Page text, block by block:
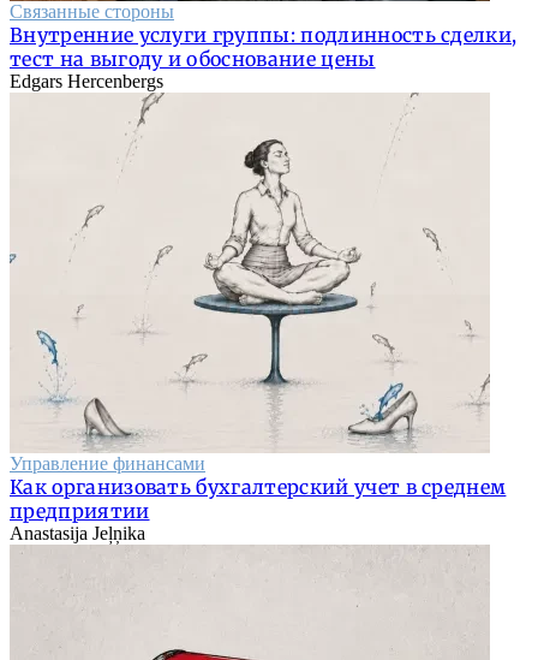
Связанные стороны
Внутренние услуги группы: подлинность сделки,
тест на выгоду и обоснование цены
Edgars Hercenbergs
Управление финансами
Как организовать бухгалтерский учет в среднем
предприятии
Anastasija Jeļņika